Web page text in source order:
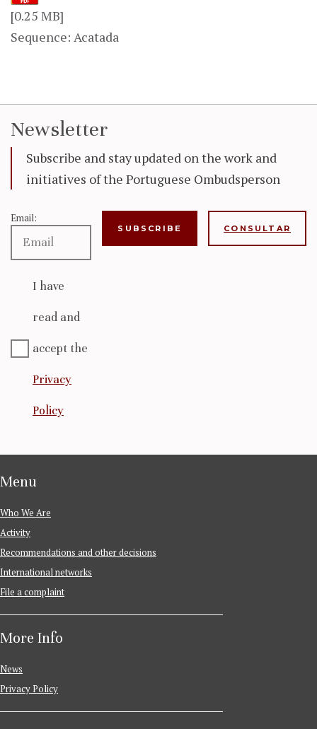
[0.25 MB]
Sequence: Acatada
Newsletter
Subscribe and stay updated on the work and
initiatives of the Portuguese Ombudsperson
Email:
I have
read and
accept the
Privacy
Policy
CONSULTAR
Menu
Who We Are
Activity
Recommendations and other decisions
International networks
File a complaint
More Info
News
Privacy Policy